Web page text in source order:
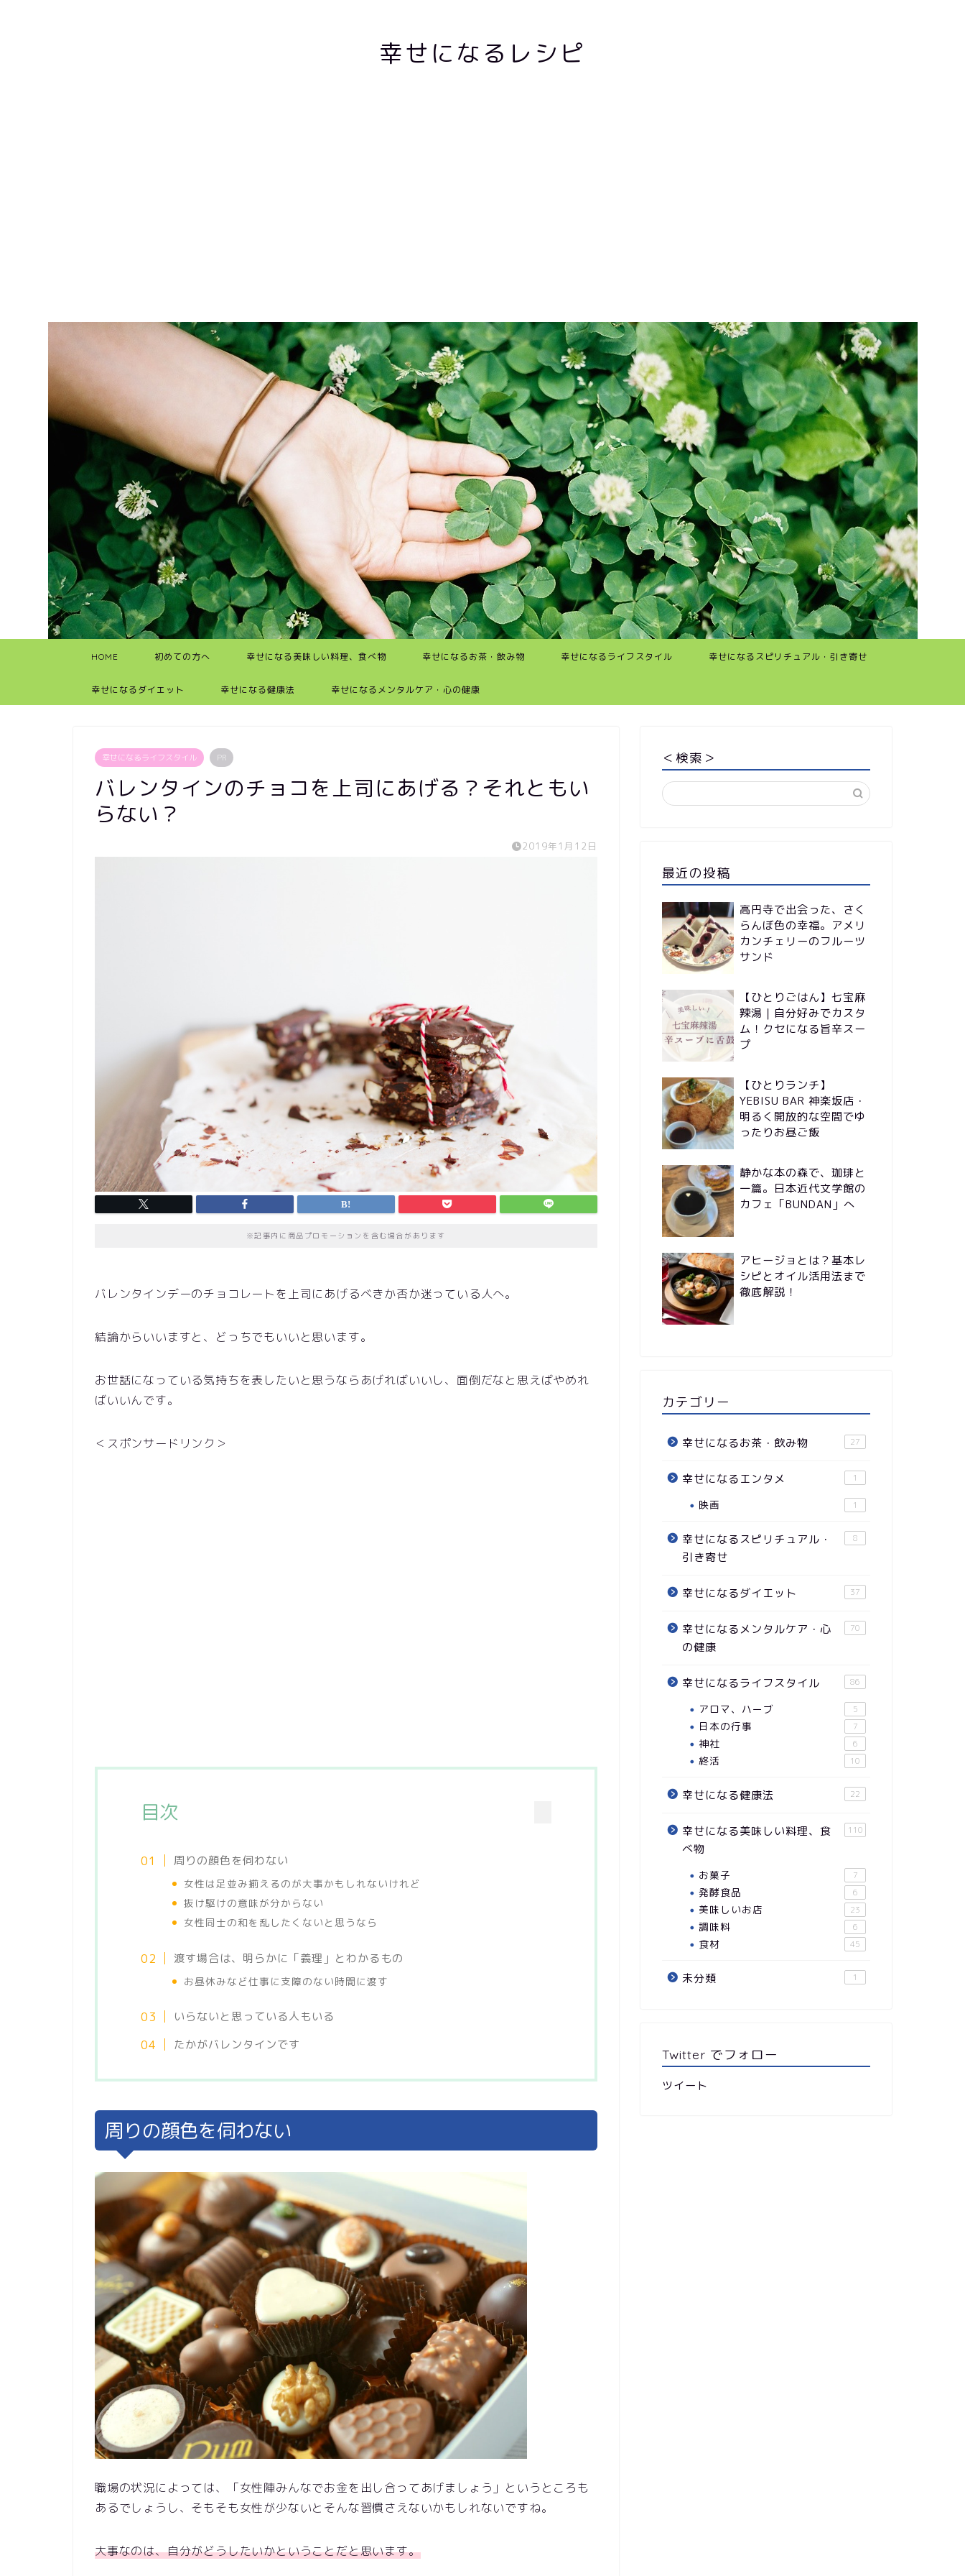
幸せになるレシピ
HOME 初めての方へ 幸せになる美味しい料理、食べ物 幸せになるお茶・飲み物 幸せになるライフスタイル 幸せになるスピリチュアル・引き寄せ
幸せになるダイエット 幸せになる健康法 幸せになるメンタルケア・心の健康
幸せになるライフスタイル PR
バレンタインのチョコを上司にあげる？それともい
らない？
2019年1月12日
※記事内に商品プロモーションを含む場合があります
バレンタインデーのチョコレートを上司にあげるべきか否か迷っている人へ。
結論からいいますと、どっちでもいいと思います。
お世話になっている気持ちを表したいと思うならあげればいいし、面倒だなと思えばやめれ
ばいいんです。
＜スポンサードリンク＞
目次
周りの顔色を伺わない
女性は足並み揃えるのが大事かもしれないけれど
抜け駆けの意味が分からない
女性同士の和を乱したくないと思うなら
渡す場合は、明らかに「義理」とわかるもの
お昼休みなど仕事に支障のない時間に渡す
いらないと思っている人もいる
たかがバレンタインです
周りの顔色を伺わない
職場の状況によっては、「女性陣みんなでお金を出し合ってあげましょう」というところも
あるでしょうし、そもそも女性が少ないとそんな習慣さえないかもしれないですね。
大事なのは、自分がどうしたいかということだと思います。
＜検索＞
最近の投稿
高円寺で出会った、さく
らんぼ色の幸福。アメリ
カンチェリーのフルーツ
サンド
【ひとりごはん】七宝麻
辣湯｜自分好みでカスタ
ム！クセになる旨辛スー
プ
【ひとりランチ】
YEBISU BAR 神楽坂店・
明るく開放的な空間でゆ
ったりお昼ご飯
静かな本の森で、珈琲と
一篇。日本近代文学館の
カフェ「BUNDAN」へ
アヒージョとは？基本レ
シピとオイル活用法まで
徹底解説！
カテゴリー
幸せになるお茶・飲み物 27
幸せになるエンタメ 1
映画 1
幸せになるスピリチュアル・
引き寄せ
8
幸せになるダイエット 37
幸せになるメンタルケア・心
の健康
70
幸せになるライフスタイル 86
アロマ、ハーブ 5
日本の行事 7
神社 6
終活 10
幸せになる健康法 22
幸せになる美味しい料理、食
べ物
110
お菓子 7
発酵食品 6
美味しいお店 23
調味料 6
食材 45
未分類 1
Twitter でフォロー
ツイート